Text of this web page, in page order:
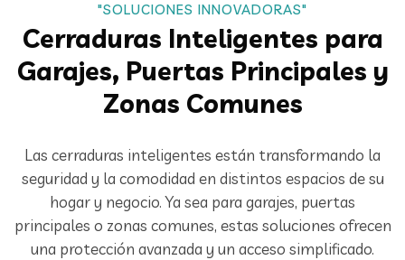
"SOLUCIONES INNOVADORAS"
Cerraduras Inteligentes para
Garajes, Puertas Principales y
Zonas Comunes
Las cerraduras inteligentes están transformando la
seguridad y la comodidad en distintos espacios de su
hogar y negocio. Ya sea para garajes, puertas
principales o zonas comunes, estas soluciones ofrecen
una protección avanzada y un acceso simplificado.